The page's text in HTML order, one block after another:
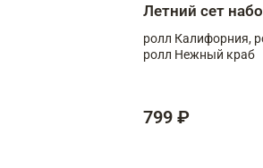
Летний сет
ролл Калифорния,
ролл Нежный краб
799 ₽